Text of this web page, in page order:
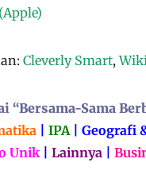
Cleverly Smart,
“Bersama-Sama
IPA| Geografi
Unik Lainnya